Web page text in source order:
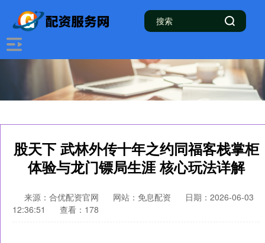
股天下 武林外传十年之约同福客栈掌柜
体验与龙门镖局生涯 核心玩法详解
来源：合优配资官网 网站：免息配资
日期：2026-06-03
12:36:51
查看：178